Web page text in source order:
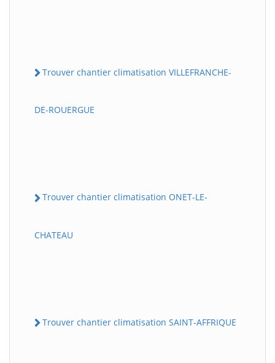
Trouver chantier climatisation VILLEFRANCHE-
DE-ROUERGUE
Trouver chantier climatisation ONET-LE-
CHATEAU
Trouver chantier climatisation SAINT-AFFRIQUE